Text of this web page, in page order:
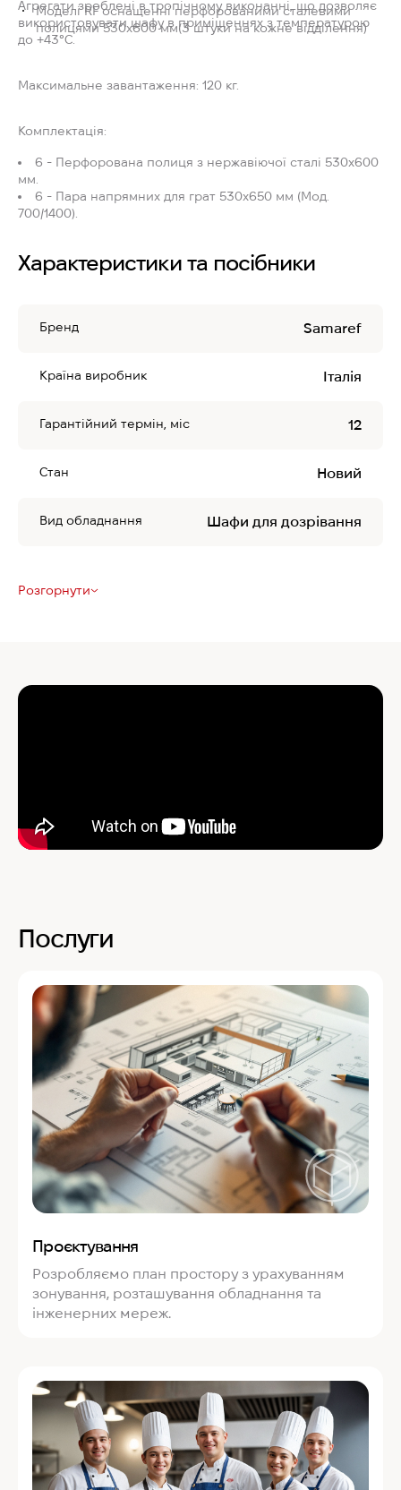
Моделі RF оснащенні перфорованими сталевими
полицями 530x600 мм(3 штуки на кожне відділення)
Агрегати зроблені в тропічному виконанні, що дозволяє
використовувати шафу в приміщеннях з температурою
до +43°C.
Максимальне завантаження: 120 кг.
Комплектація:
6 - Перфорована полиця з нержавіючої сталі 530x600
мм.
6 - Пара напрямних для грат 530x650 мм (Мод.
700/1400).
Характеристики та посібники
Бренд Samaref
Країна виробник Італія
Гарантійний термін, міс 12
Стан Новий
Вид обладнання Шафи для дозрівання
Розгорнути
Послуги
Проєктування
Розробляємо план простору з урахуванням
зонування, розташування обладнання та
інженерних мереж.